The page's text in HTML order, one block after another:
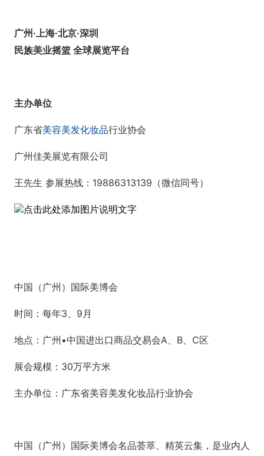
广州·上海·北京·深圳
民族美业摇篮 全球展览平台
主办单位
广东省美容美发化妆品行业协会
广州佳美展览有限公司
王先生 参展热线：19886313139（微信同号）
点击此处添加图片说明文字
中国（广州）国际美博会
时间：每年3、9月
地点：广州•中国进出口商品交易会A、B、C区
展会规模：30万平方米
主办单位：广东省美容美发化妆品行业协会
中国（广州）国际美博会名品荟萃、精英云集，是业内人